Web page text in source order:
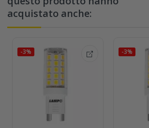
acquistato anche:
-3% -3%